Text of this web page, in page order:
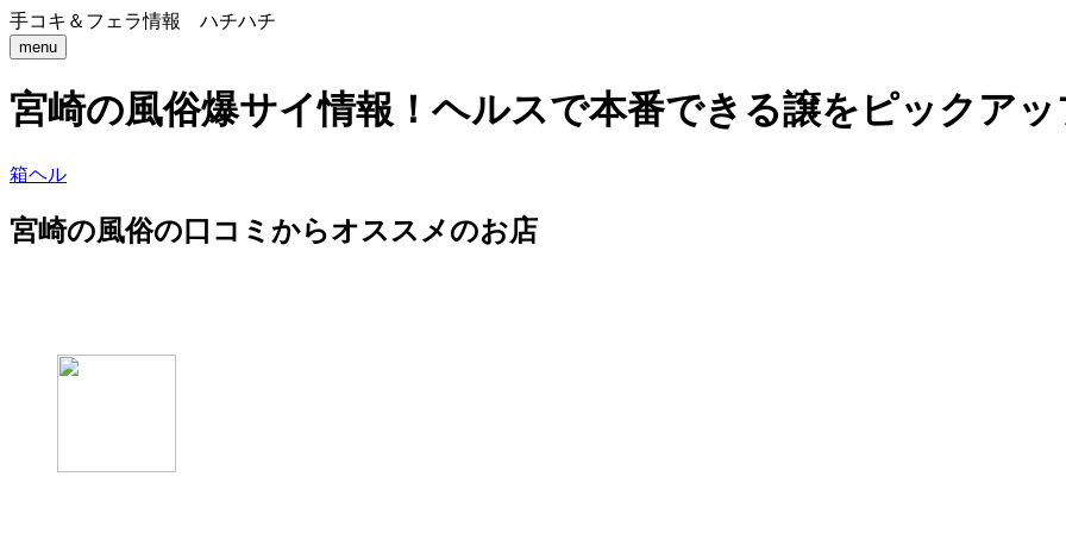
手コキ＆フェラ情報 ハチハチ
menu
宮崎の風俗爆サイ情報！ヘルスで本番できる譲をピックアッ
箱ヘル
宮崎の風俗の口コミからオススメのお店